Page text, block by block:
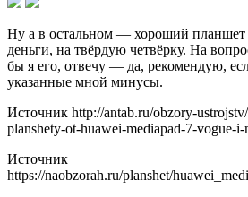
Ну а в остальном — хороший планшет
деньги, на твёрдую четвёрку. На
бы я его, отвечу — да, рекомендую,
указанные мной минусы.
Источник http://antab.ru/obzory-
planshety-ot-huawei-mediapad-7-vogue-
Источник
https://naobzorah.ru/planshet/